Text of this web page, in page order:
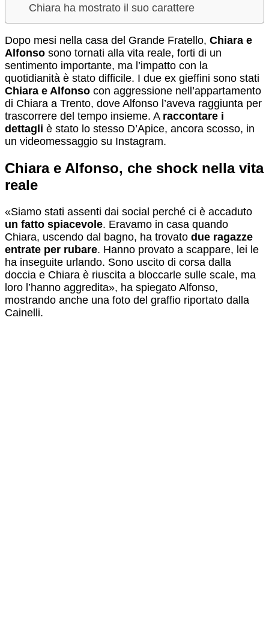
Chiara ha mostrato il suo carattere
Dopo mesi nella casa del Grande Fratello, Chiara e
Alfonso sono tornati alla vita reale, forti di un
sentimento importante, ma l’impatto con la
quotidianità è stato difficile. I due ex gieffini sono stati
Chiara e Alfonso con aggressione nell’appartamento
di Chiara a Trento, dove Alfonso l’aveva raggiunta per
trascorrere del tempo insieme. A raccontare i
dettagli è stato lo stesso D’Apice, ancora scosso, in
un videomessaggio su Instagram.
Chiara e Alfonso, che shock nella vita
reale
«Siamo stati assenti dai social perché ci è accaduto
un fatto spiacevole. Eravamo in casa quando
Chiara, uscendo dal bagno, ha trovato due ragazze
entrate per rubare. Hanno provato a scappare, lei le
ha inseguite urlando. Sono uscito di corsa dalla
doccia e Chiara è riuscita a bloccarle sulle scale, ma
loro l’hanno aggredita», ha spiegato Alfonso,
mostrando anche una foto del graffio riportato dalla
Cainelli.